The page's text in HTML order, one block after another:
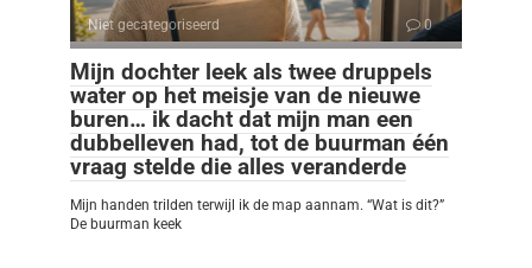
Niet gecategoriseerd 0
Mijn dochter leek als twee druppels
water op het meisje van de nieuwe
buren… ik dacht dat mijn man een
dubbelleven had, tot de buurman één
vraag stelde die alles veranderde
Mijn handen trilden terwijl ik de map aannam. “Wat is dit?”
De buurman keek